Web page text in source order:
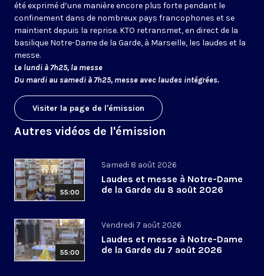
été exprimé d’une manière encore plus forte pendant le
confinement dans de nombreux pays francophones et se
maintient depuis la reprise. KTO retransmet, en direct de la
basilique Notre-Dame de la Garde, à Marseille, les laudes et la
messe.
Le lundi à 7h25, la messe
Du mardi au samedi à 7h25, messe avec laudes intégrées.
Visiter la page de l'émission
Autres vidéos de l'émission
55:00
Samedi 8 août 2026
Laudes et messe à Notre-Dame
de la Garde du 8 août 2026
55:00
Vendredi 7 août 2026
Laudes et messe à Notre-Dame
de la Garde du 7 août 2026